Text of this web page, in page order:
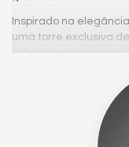
Inspirado na
uma torre exclusiva
refinada, ambientes
, garantindo
estar em Balneário
áreas amplas e
rooftop a 190 metros